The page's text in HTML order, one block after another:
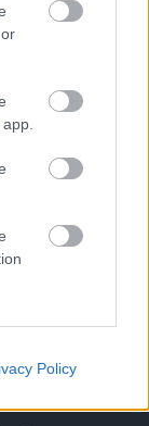
Policy
szombattól
riasztás